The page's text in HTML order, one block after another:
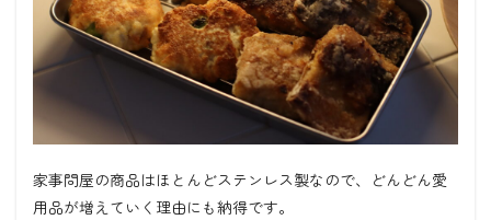
家事問屋の商品はほとんどステンレス製なので、どんどん愛
用品が増えていく理由にも納得です。